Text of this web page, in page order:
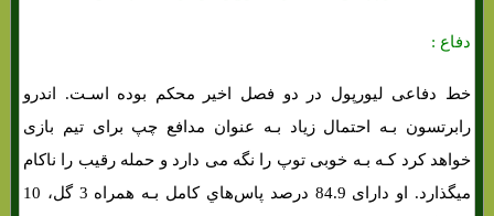
دفاع :
خط دفاعی لیورپول در دو فصل اخیر محکم بوده اسـت. اندرو
رابرتسون بـه احتمال زیاد بـه عنوان مدافع چپ برای تیم بازی
خواهد کرد کـه بـه خوبی توپ را نگه می دارد و حمله رقیب را ناکام
میگذارد. او دارای 84.9 درصد پاس‌هاي‌ کامل بـه همراه 3 گل، 10